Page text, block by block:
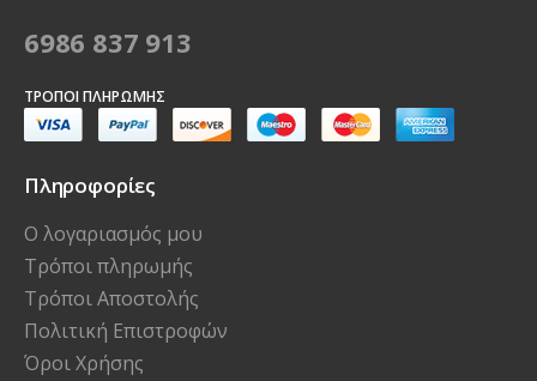
6986 837 913
ΤΡΌΠΟΙ ΠΛΗΡΩΜΉΣ
Πληροφορίες
Ο λογαριασμός μου
Τρόποι πληρωμής
Τρόποι Αποστολής
Πολιτική Επιστροφών
Όροι Χρήσης